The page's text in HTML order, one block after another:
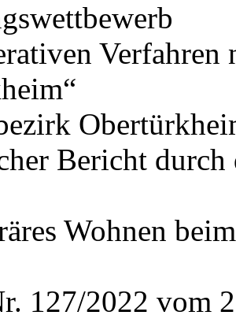
Verfahren
Bericht
Wohnen
127/2022 vom